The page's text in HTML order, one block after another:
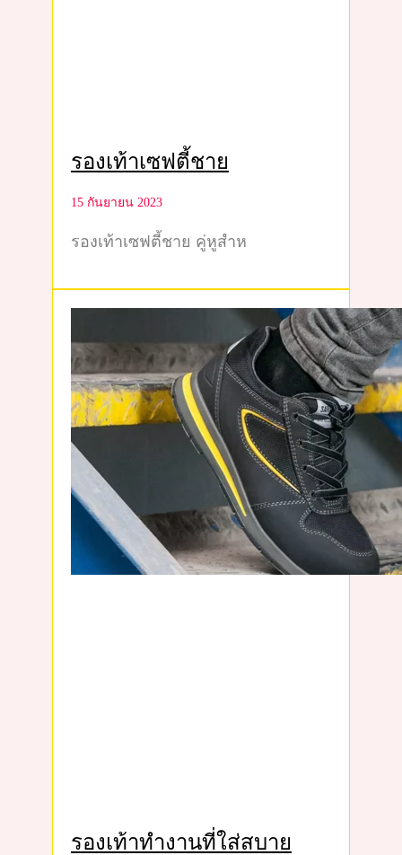
รองเท้าเซฟตี้ชาย
15 กันยายน 2023
รองเท้าเซฟตี้ชาย คู่หูสำห
รองเท้าทำงานที่ใส่สบาย